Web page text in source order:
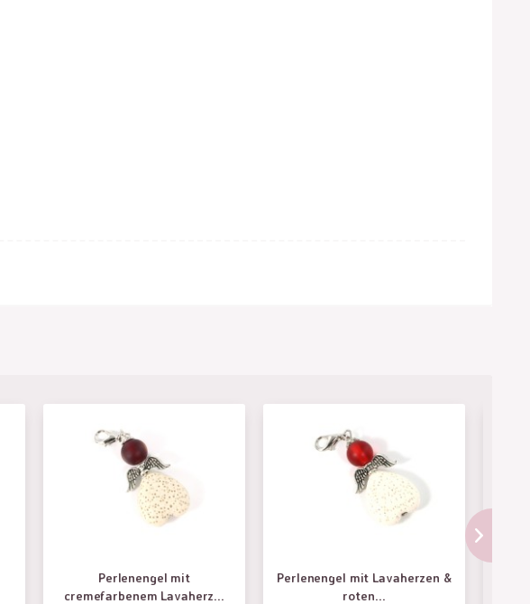
Perlenengel mit
cremefarbenem Lavaherz...
Perlenengel mit Lavaherzen &
roten...